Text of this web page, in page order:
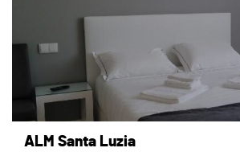
ALM Santa Luzia